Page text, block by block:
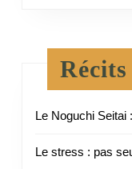
Le Noguchi Seitai
Le stress : pas